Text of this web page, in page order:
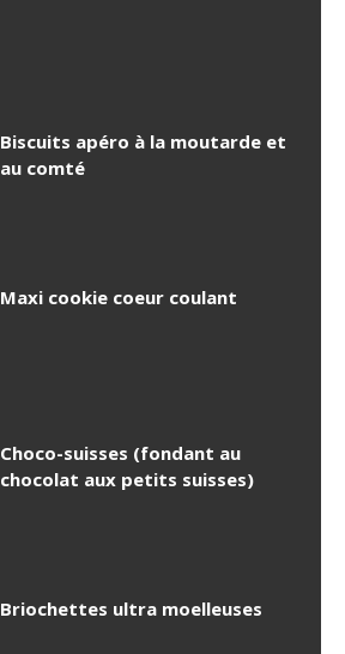
Biscuits apéro à la moutarde et
au comté
Maxi cookie coeur coulant
Choco-suisses (fondant au
chocolat aux petits suisses)
Briochettes ultra moelleuses